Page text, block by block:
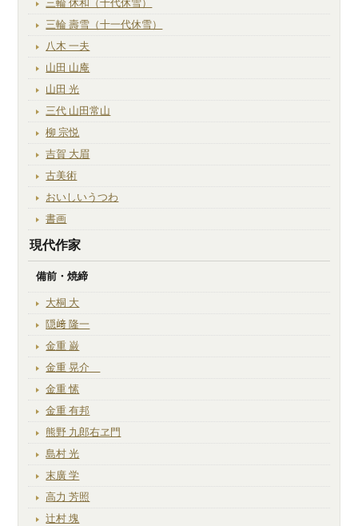
三輪 休和（十代休雪）
三輪 壽雪（十一代休雪）
八木 一夫
山田 山庵
山田 光
三代 山田常山
柳 宗悦
吉賀 大眉
古美術
おいしいうつわ
書画
現代作家
備前・焼締
大桐 大
隠﨑 隆一
金重 巌
金重 晃介
金重 愫
金重 有邦
熊野 九郎右ヱ門
島村 光
末廣 学
高力 芳照
辻村 塊